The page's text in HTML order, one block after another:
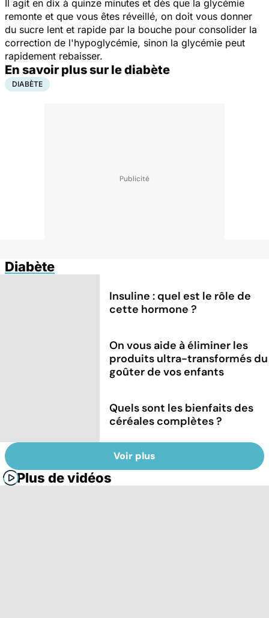
Il agit en dix à quinze minutes et dès que la glycémie
remonte et que vous êtes réveillé, on doit vous donner
du sucre lent et rapide par la bouche pour consolider la
correction de l'hypoglycémie, sinon la glycémie peut
rapidement rebaisser.
En savoir plus sur le diabète
DIABÈTE
Diabète
Insuline : quel est le rôle de
cette hormone ?
On vous aide à éliminer les
produits ultra-transformés du
goûter de vos enfants
Quels sont les bienfaits des
céréales complètes ?
Voir plus
Plus de vidéos